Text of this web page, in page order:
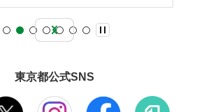
東京都公式SNS